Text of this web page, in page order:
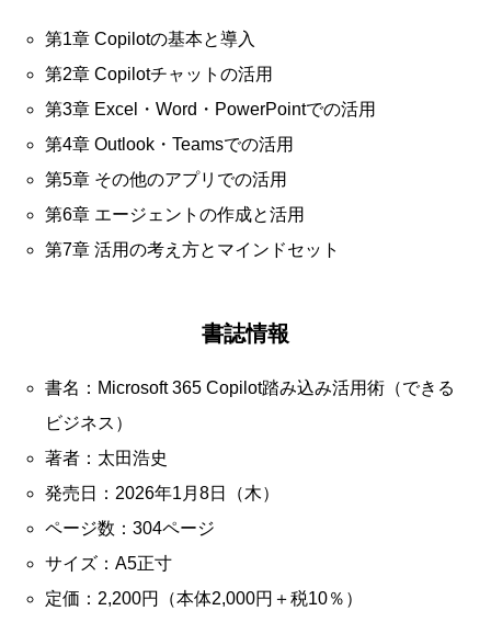
第1章 Copilotの基本と導入
第2章 Copilotチャットの活用
第3章 Excel・Word・PowerPointでの活用
第4章 Outlook・Teamsでの活用
第5章 その他のアプリでの活用
第6章 エージェントの作成と活用
第7章 活用の考え方とマインドセット
書誌情報
書名：Microsoft 365 Copilot踏み込み活用術（できる
ビジネス）
著者：太田浩史
発売日：2026年1月8日（木）
ページ数：304ページ
サイズ：A5正寸
定価：2,200円（本体2,000円＋税10％）